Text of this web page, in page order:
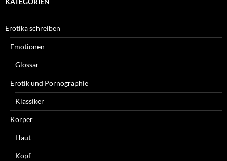
Erotika schreiben
Emotionen
Glossar
Erotik und Pornographie
Klassiker
Körper
Haut
Kopf